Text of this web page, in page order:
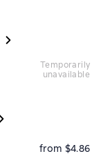
temporarily
unavailable
from $4.86